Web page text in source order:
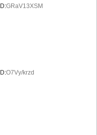
ID:GRaV13XSM
ID:O7Vy/krzd